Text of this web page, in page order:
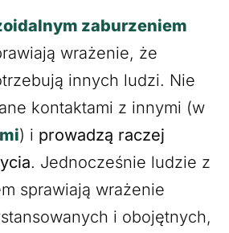
zaburzeniem
wrażenie, że
innych ludzi. Nie
kontaktami z innymi (w
) i prowadzą raczej
. Jednocześnie ludzie z
sprawiają wrażenie
i obojętnych,